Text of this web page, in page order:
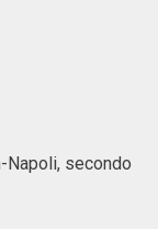
Napoli, secondo